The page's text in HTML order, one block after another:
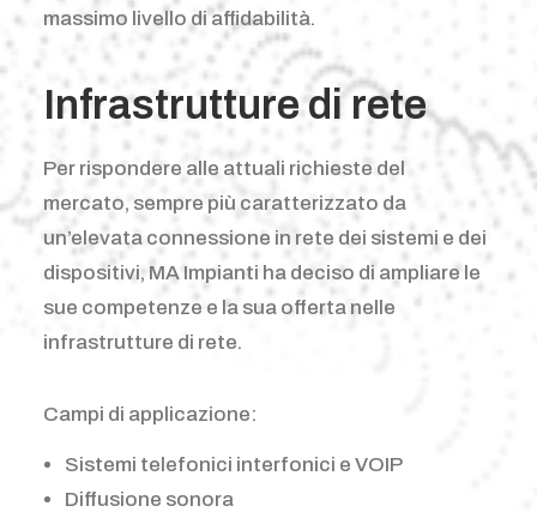
massimo livello di affidabilità.
Infrastrutture di rete
Per rispondere alle attuali richieste del
mercato, sempre più caratterizzato da
un’elevata connessione in rete dei sistemi e dei
dispositivi, MA Impianti ha deciso di ampliare le
sue competenze e la sua offerta nelle
infrastrutture di rete.
Campi di applicazione:
Sistemi telefonici interfonici e VOIP
Diffusione sonora